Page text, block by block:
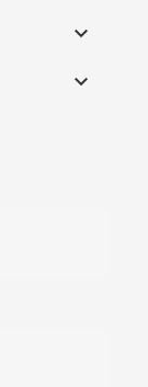

